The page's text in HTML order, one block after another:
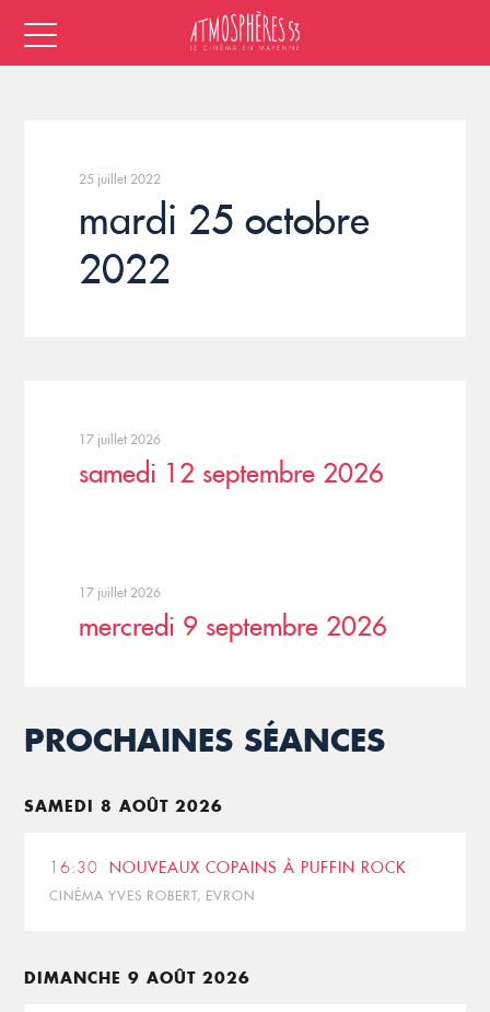
25 juillet 2022
mardi 25 octobre
2022
17 juillet 2026
samedi 12 septembre 2026
17 juillet 2026
mercredi 9 septembre 2026
PROCHAINES SÉANCES
SAMEDI 8 AOÛT 2026
16:30 NOUVEAUX COPAINS À PUFFIN ROCK
CINÉMA YVES ROBERT, EVRON
DIMANCHE 9 AOÛT 2026